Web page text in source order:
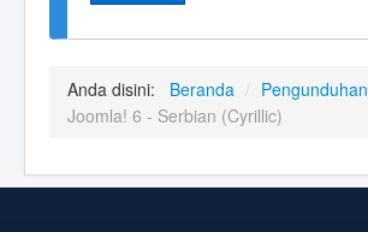
Anda disini: Beranda / Pengunduhan
Joomla! 6 - Serbian (Cyrillic)